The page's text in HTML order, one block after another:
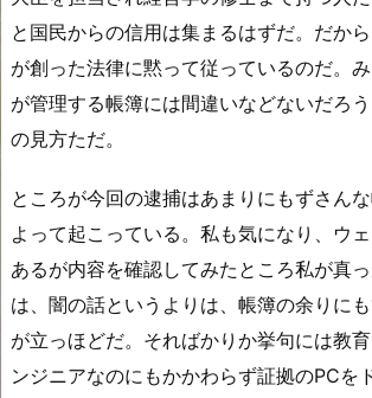
と国民からの信用は集まるはずだ。だか
が創った法律に黙って従っているのだ。
が管理する帳簿には間違いなどないだろ
の見方ただ。
ところが今回の逮捕はあまりにもずさん
よって起こっている。私も気になり、ウ
あるが内容を確認してみたところ私が真
は、闇の話というよりは、帳簿の余りに
が立っほどだ。そればかりか挙句には教
ンジニアなのにもかかわらず証拠のPCを